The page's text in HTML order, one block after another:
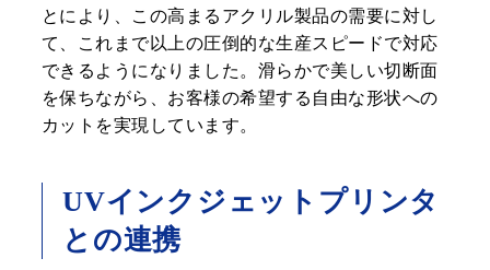
とにより、この高まるアクリル製品の需要に対し
て、これまで以上の圧倒的な生産スピードで対応
できるようになりました。滑らかで美しい切断面
を保ちながら、お客様の希望する自由な形状への
カットを実現しています。
UVインクジェットプリンタ
との連携